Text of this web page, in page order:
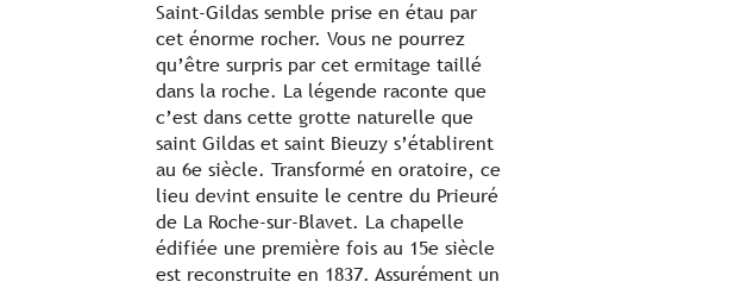
Saint-Gildas semble prise en étau par
cet énorme rocher. Vous ne pourrez
qu’être surpris par cet ermitage taillé
dans la roche. La légende raconte que
c’est dans cette grotte naturelle que
saint Gildas et saint Bieuzy s’établirent
au 6e siècle. Transformé en oratoire, ce
lieu devint ensuite le centre du Prieuré
de La Roche-sur-Blavet. La chapelle
édifiée une première fois au 15e siècle
est reconstruite en 1837. Assurément un